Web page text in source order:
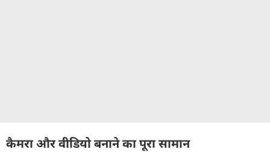
कैमरा और वीडियो बनाने का पूरा सामान